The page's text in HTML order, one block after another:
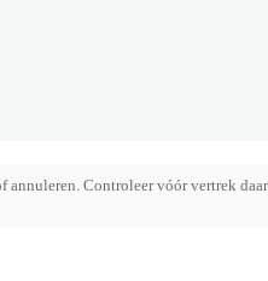
Controleer vóór vertrek